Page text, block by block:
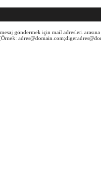
göndermek için mail adresleri